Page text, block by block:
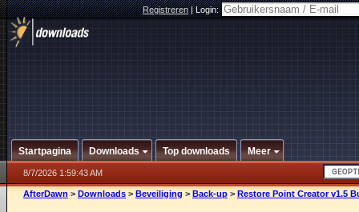
Registreren|Login:
Startpagina Downloads Top downloads Meer
8/7/2026 1:59:43 AM
AfterDawn > Downloads > Beveiliging > Back-up > Restore Point Creator v1.5